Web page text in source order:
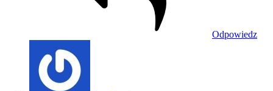
Odpowiedz